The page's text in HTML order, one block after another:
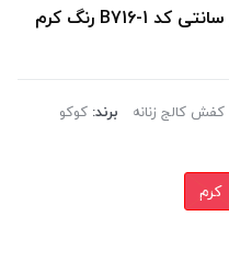
کفش کالج کوکو زنانه پاشنه چهار سانتی کد B716-1 رنگ کرم
کفش کالج زنانه برند: کوکو
کرم